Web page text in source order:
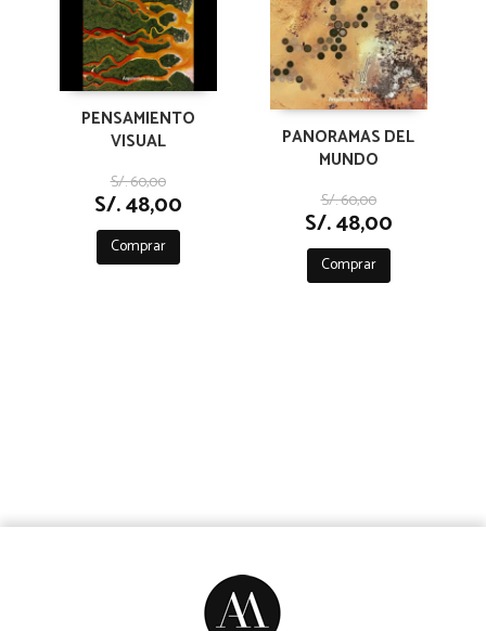
PENSAMIENTO
VISUAL
S/. 60,00
S/. 48,00
Comprar
PANORAMAS DEL
MUNDO
S/. 60,00
S/. 48,00
Comprar